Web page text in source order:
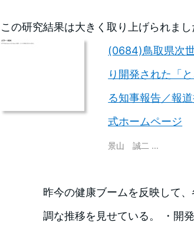
この研究結果は大きく取り上げられまし
(0684)鳥取県次
り開発された「
る知事報告／報
式ホームページ
景山 誠二 …
昨今の健康ブームを反映して
調な推移を見せている。 ・開